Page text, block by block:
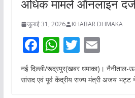
अधिक मामले ऑनलाइन
जुलाई 31, 2026 KHABAR DHMAKA
F
ac
e
W
h
at
T
w
itt
E
m
ai
नई दिल्ली/रूद्रपुर(खबर धमाका)। नैनीताल-
सांसद एवं पूर्व केंद्रीय राज्य मंत्री अजय भट्ट